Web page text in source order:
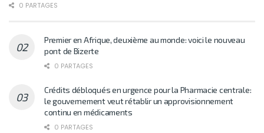
0 PARTAGES
Premier en Afrique, deuxième au monde: voici le nouveau
pont de Bizerte
0 PARTAGES
Crédits débloqués en urgence pour la Pharmacie centrale:
le gouvernement veut rétablir un approvisionnement
continu en médicaments
0 PARTAGES